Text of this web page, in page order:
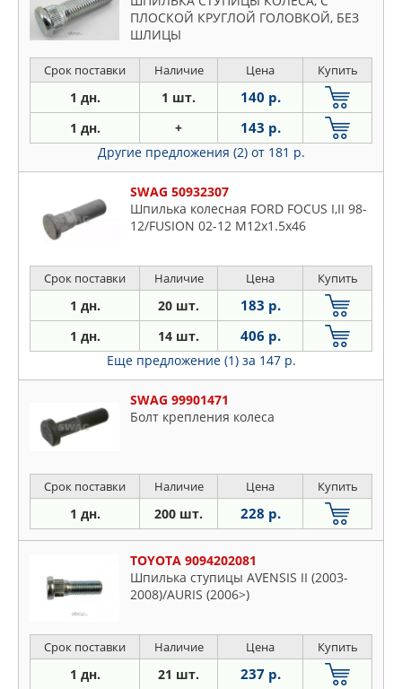
ПЛОСКОЙ КРУГЛОЙ ГОЛОВКОЙ, БЕЗ
ШЛИЦЫ
Срок поставки Наличие Цена Купить
1 дн. 1 шт. 140 р.
1 дн. + 143 р.
Другие предложения (2) от 181 р.
SWAG 50932307
Шпилька колесная FORD FOCUS I,II 98-
12/FUSION 02-12 M12x1.5x46
Срок поставки Наличие Цена Купить
1 дн. 20 шт. 183 р.
1 дн. 14 шт. 406 р.
Еще предложение (1) за 147 р.
SWAG 99901471
Болт крепления колеса
Срок поставки Наличие Цена Купить
1 дн. 200 шт. 228 р.
TOYOTA 9094202081
Шпилька ступицы AVENSIS II (2003-
2008)/AURIS (2006>)
Срок поставки Наличие Цена Купить
1 дн. 21 шт. 237 р.